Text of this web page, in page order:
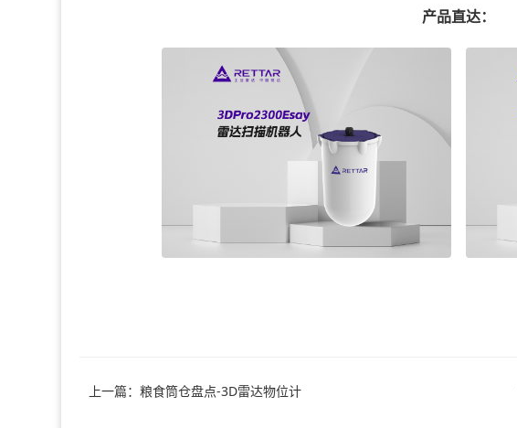
产品直达：
上一篇：粮食筒仓盘点-3D雷达物位计